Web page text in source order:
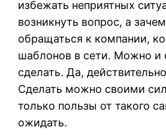
избежать неприятных
возникнуть вопрос, а
обращаться к компании,
шаблонов в сети. Можно и
сделать. Да,
Сделать можно своими
только пользы от такого
ожидать.